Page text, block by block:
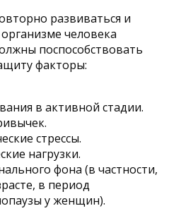
развиваться и
человека
поспособствовать
факторы:
в активной стадии.
стрессы.
нагрузки.
фона (в частности,
в период
у женщин).